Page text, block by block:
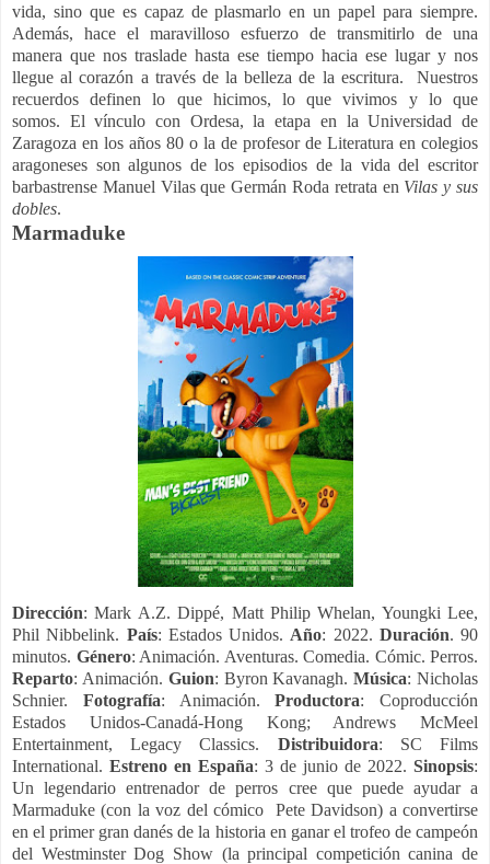
vida, sino que es capaz de plasmarlo en un papel para siempre.
Además, hace el maravilloso esfuerzo de transmitirlo de una
manera que nos traslade hasta ese tiempo hacia ese lugar y nos
llegue al corazón a través de la belleza de la escritura. Nuestros
recuerdos definen lo que hicimos, lo que vivimos y lo que
somos. El vínculo con Ordesa, la etapa en la Universidad de
Zaragoza en los años 80 o la de profesor de Literatura en colegios
aragoneses son algunos de los episodios de la vida del escritor
barbastrense Manuel Vilas que Germán Roda retrata en Vilas y sus
dobles.
Marmaduke
Dirección: Mark A.Z. Dippé, Matt Philip Whelan, Youngki Lee,
Phil Nibbelink. País: Estados Unidos. Año: 2022. Duración. 90
minutos. Género: Animación. Aventuras. Comedia. Cómic. Perros.
Reparto: Animación. Guion: Byron Kavanagh.Música: Nicholas
Schnier. Fotografía: Animación.Productora: Coproducción
Estados Unidos-Canadá-Hong Kong; Andrews McMeel
Entertainment, Legacy Classics. Distribuidora: SC Films
International. Estreno en España: 3 de junio de 2022. Sinopsis:
Un legendario entrenador de perros cree que puede ayudar a
Marmaduke (con la voz del cómico Pete Davidson) a convertirse
en el primer gran danés de la historia en ganar el trofeo de campeón
del Westminster Dog Show (la principal competición canina de